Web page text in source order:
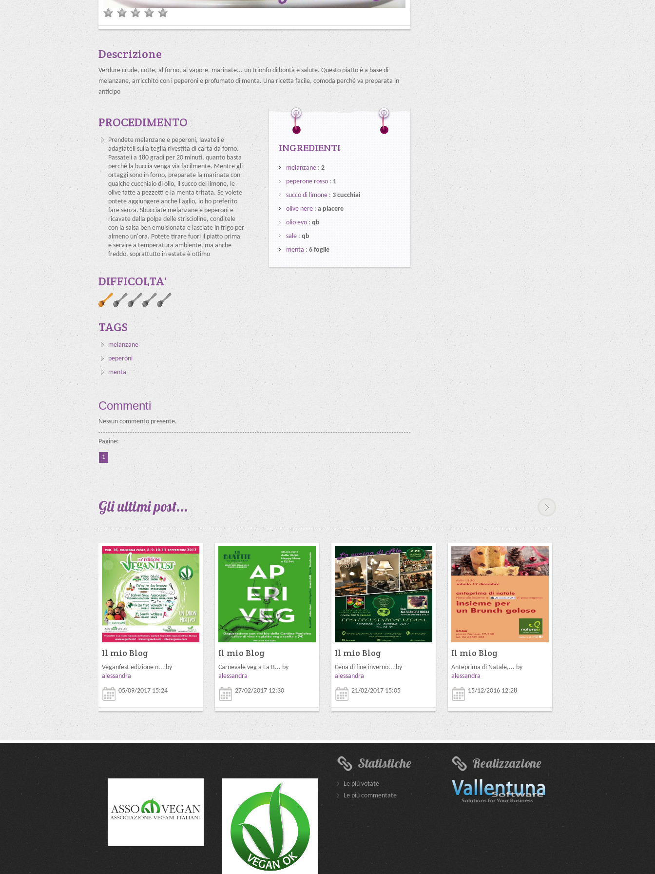
Descrizione
Verdure crude, cotte, al forno, al vapore, marinate... un trionfo di bontà e salute. Questo piatto è a base di
melanzane, arricchito con i peperoni e profumato di menta. Una ricetta facile, comoda perché va preparata in
anticipo
PROCEDIMENTO
Prendete melanzane e peperoni, lavateli e
adagiateli sulla teglia rivestita di carta da forno.
Passateli a 180 gradi per 20 minuti, quanto basta
perché la buccia venga via facilmente. Mentre gli
ortaggi sono in forno, preparate la marinata con
qualche cucchiaio di olio, il succo del limone, le
olive fatte a pezzetti e la menta tritata. Se volete
potete aggiungere anche l'aglio, io ho preferito
fare senza. Sbucciate melanzane e peperoni e
ricavate dalla polpa delle striscioline, conditele
con la salsa ben emulsionata e lasciate in frigo per
almeno un'ora. Potete tirare fuori il piatto prima
e servire a temperatura ambiente, ma anche
freddo, soprattutto in estate è ottimo
DIFFICOLTA'
TAGS
melanzane
peperoni
menta
INGREDIENTI
melanzane : 2
peperone rosso : 1
succo di limone : 3 cucchiai
olive nere : a piacere
olio evo : qb
sale : qb
menta : 6 foglie
Commenti
Nessun commento presente.
Pagine:
1
Gli ultimipost...
Il mio Blog
Veganfest edizione n... by
alessandra
05/09/2017 15:24
Il mio Blog
Carnevale veg a La B... by
alessandra
27/02/2017 12:30
Il mio Blog
Cena di fine inverno... by
alessandra
21/02/2017 15:05
Il mio Blog
Anteprima di Natale,... by
alessandra
15/12/2016 12:28
Il mio Blog
Bio e veg, a cena ne... by
Statistiche
Le più votate
Le più commentate
Realizzazione